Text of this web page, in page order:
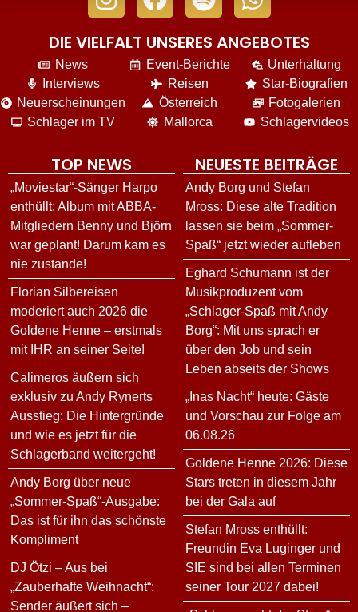
DIE VIELFALT UNSERES ANGEBOTES
News
Interviews
Neuerscheinungen
Schlager im TV
Event-Berichte
Reisen
Österreich
Mallorca
Unterhaltung
Star-Biografien
Fotogalerien
Schlagervideos
TOP NEWS
„Moviestar“-Sänger Harpo
enthüllt: Album mit ABBA-
Mitgliedern Benny und Björn
war geplant! Darum kam es
nie zustande!
Florian Silbereisen
moderiert auch 2026 die
Goldene Henne – erstmals
mit IHR an seiner Seite!
Calimeros äußern sich
exklusiv zu Andy Rynerts
Ausstieg: Die Hintergründe
und wie es jetzt für die
Schlagerband weitergeht!
Andy Borg über neue
„Sommer-Spaß“-Ausgabe:
Das ist für ihn das schönste
Kompliment
DJ Ötzi – Aus bei
„Zauberhafte Weihnacht“:
Sender äußert sich –
NEUESTE BEITRÄGE
Andy Borg und Stefan
Mross: Diese alte Tradition
lassen sie beim „Sommer-
Spaß“ jetzt wieder aufleben
Eghard Schumann ist der
Musikproduzent vom
„Schlager-Spaß mit Andy
Borg“: Mit uns sprach er
über den Job und sein
Leben abseits der Shows
„Inas Nacht“ heute: Gäste
und Vorschau zur Folge am
06.08.26
Goldene Henne 2026: Diese
Stars treten in diesem Jahr
bei der Gala auf
Stefan Mross enthüllt:
Freundin Eva Luginger und
SIE sind bei allen Terminen
seiner Tour 2027 dabei!